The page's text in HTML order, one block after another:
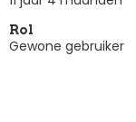
Rol
Gewone gebruiker